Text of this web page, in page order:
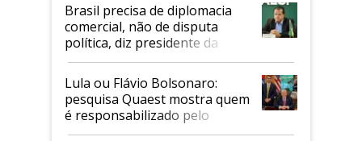
Brasil precisa de diplomacia
comercial, não de disputa
política, diz presidente da
Faesp
Lula ou Flávio Bolsonaro:
pesquisa Quaest mostra quem
é responsabilizado pelo
tarifaço dos EUA